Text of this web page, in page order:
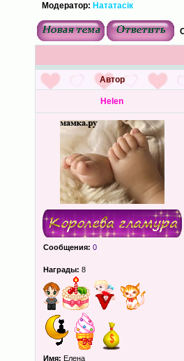
Модератор: Нататасік
Автор
Helen
Сообщения: 0
Награды: 8
Имя: Елена